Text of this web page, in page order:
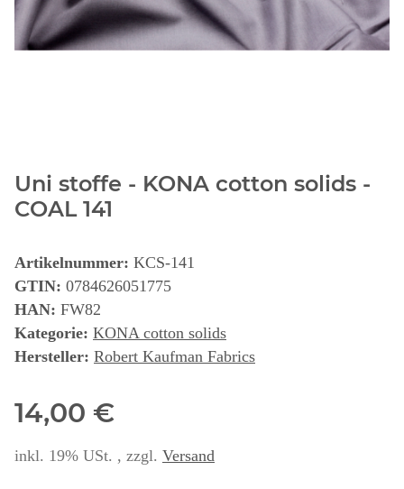
Uni stoffe - KONA cotton solids -
COAL 141
Artikelnummer: KCS-141
GTIN: 0784626051775
HAN: FW82
Kategorie: KONA cotton solids
Hersteller: Robert Kaufman Fabrics
14,00 €
inkl. 19% USt. , zzgl. Versand